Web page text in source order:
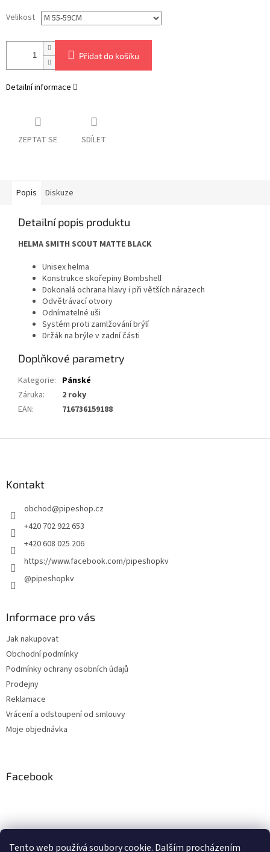
Tento web používá soubory cookie. Dalším procházením
Velikost
Přidat do košíku
Detailní informace
ZEPTAT SE SDÍLET
Popis Diskuze
Detailní popis produktu
HELMA SMITH SCOUT MATTE BLACK
Unisex helma
Konstrukce skořepiny Bombshell
Dokonalá ochrana hlavy i při větších nárazech
Odvětrávací otvory
Odnímatelné uši
Systém proti zamlžování brýlí
Držák na brýle v zadní části
Doplňkové parametry
Kategorie: Pánské
Záruka:
2 roky
EAN: 716736159188
Kontakt
obchod@pipeshop.cz
+420 702 922 653
+420 608 025 206
https://www.facebook.com/pipeshopkv
@pipeshopkv
Informace pro vás
Jak nakupovat
Obchodní podmínky
Podmínky ochrany osobních údajů
Prodejny
Reklamace
Vrácení a odstoupení od smlouvy
Moje objednávka
Facebook
Instagram